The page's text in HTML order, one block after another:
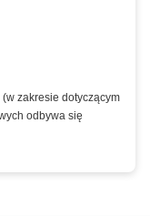
zakresie dotyczącym
odbywa się